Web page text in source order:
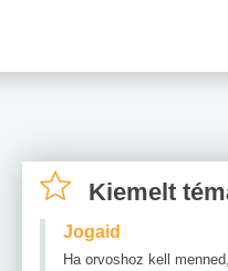
Kiemelt
Jogaid
Ha orvoshoz kell